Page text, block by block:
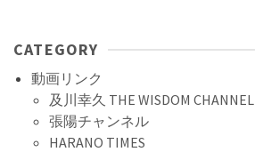
CATEGORY
動画リンク
及川幸久 THE WISDOM CHANNEL
張陽チャンネル
HARANO TIMES